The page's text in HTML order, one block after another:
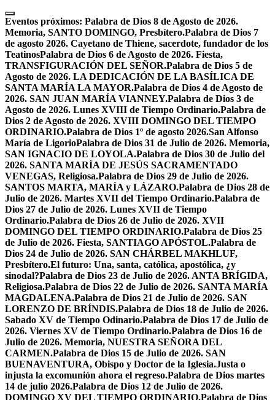
Skip
to
content
Eventos próximos: Palabra de Dios 8 de Agosto de 2026.
Memoria, SANTO DOMINGO, Presbítero.Palabra de Dios 7
de agosto 2026. Cayetano de Thiene, sacerdote, fundador de los
TeatinosPalabra de Dios 6 de Agosto de 2026. Fiesta,
TRANSFIGURACIÓN DEL SEÑOR.Palabra de Dios 5 de
Agosto de 2026. LA DEDICACIÓN DE LA BASÍLICA DE
SANTA MARÍA LA MAYOR.Palabra de Dios 4 de Agosto de
2026. SAN JUAN MARÍA VIANNEY.Palabra de Dios 3 de
Agosto de 2026. Lunes XVIII de Tiempo Ordinario.Palabra de
Dios 2 de Agosto de 2026. XVIII DOMINGO DEL TIEMPO
ORDINARIO.Palabra de Dios 1º de agosto 2026.San Alfonso
María de LigorioPalabra de Dios 31 de Julio de 2026. Memoria,
SAN IGNACIO DE LOYOLA.Palabra de Dios 30 de Julio del
2026. SANTA MARÍA DE JESÚS SACRAMENTADO
VENEGAS, Religiosa.Palabra de Dios 29 de Julio de 2026.
SANTOS MARTA, MARÍA y LÁZARO.Palabra de Dios 28 de
Julio de 2026. Martes XVII del Tiempo Ordinario.Palabra de
Dios 27 de Julio de 2026. Lunes XVII de Tiempo
Ordinario.Palabra de Dios 26 de Julio de 2026. XVII
DOMINGO DEL TIEMPO ORDINARIO.Palabra de Dios 25
de Julio de 2026. Fiesta, SANTIAGO APÓSTOL.Palabra de
Dios 24 de Julio de 2026. SAN CHÁRBEL MAKHLUF,
Presbítero.El futuro: Una, santa, católica, apostólica, ¿y
sinodal?Palabra de Dios 23 de Julio de 2026. ANTA BRÍGIDA,
Religiosa.Palabra de Dios 22 de Julio de 2026. SANTA MARÍA
MAGDALENA.Palabra de Dios 21 de Julio de 2026. SAN
LORENZO DE BRÍNDIS.Palabra de Dios 18 de Julio de 2026.
Sabado XV de Tiempo Odinario.Palabra de Dios 17 de Julio de
2026. Viernes XV de Tiempo Ordinario.Palabra de Dios 16 de
Julio de 2026. Memoria, NUESTRA SEÑORA DEL
CARMEN.Palabra de Dios 15 de Julio de 2026. SAN
BUENAVENTURA, Obispo y Doctor de la Iglesia.Justa o
injusta la excomunión ahora el regreso.Palabra de Dios martes
14 de julio 2026.Palabra de Dios 12 de Julio de 2026.
DOMINGO XV DEL TIEMPO ORDINARIO.Palabra de Dios